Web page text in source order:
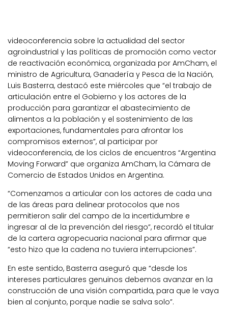
videoconferencia sobre la actualidad del sector
agroindustrial y las políticas de promoción como vector
de reactivación económica, organizada por AmCham, el
ministro de Agricultura, Ganadería y Pesca de la Nación,
Luis Basterra, destacó este miércoles que “el trabajo de
articulación entre el Gobierno y los actores de la
producción para garantizar el abastecimiento de
alimentos a la población y el sostenimiento de las
exportaciones, fundamentales para afrontar los
compromisos externos”, al participar por
videoconferencia, de los ciclos de encuentros “Argentina
Moving Forward” que organiza AmCham, la Cámara de
Comercio de Estados Unidos en Argentina.
“Comenzamos a articular con los actores de cada una
de las áreas para delinear protocolos que nos
permitieron salir del campo de la incertidumbre e
ingresar al de la prevención del riesgo”, recordó el titular
de la cartera agropecuaria nacional para afirmar que
“esto hizo que la cadena no tuviera interrupciones”.
En este sentido, Basterra aseguró que “desde los
intereses particulares genuinos debemos avanzar en la
construcción de una visión compartida, para que le vaya
bien al conjunto, porque nadie se salva solo”.